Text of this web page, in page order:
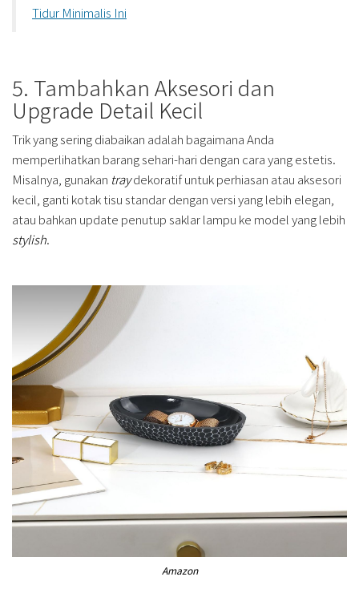
Tidur Minimalis Ini
5. Tambahkan Aksesori dan
Upgrade Detail Kecil
Trik yang sering diabaikan adalah bagaimana Anda
memperlihatkan barang sehari-hari dengan cara yang estetis.
Misalnya, gunakan traydekoratif untuk perhiasan atau aksesori
kecil, ganti kotak tisu standar dengan versi yang lebih elegan,
atau bahkan update penutup saklar lampu ke model yang lebih
stylish.
Amazon